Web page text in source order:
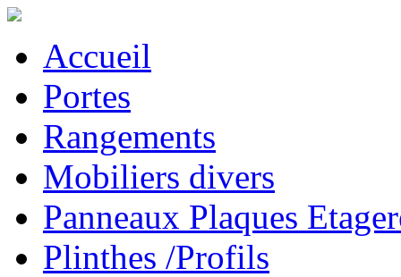
Accueil
Portes
Rangements
Mobiliers divers
Panneaux Plaques
Plinthes /Profils